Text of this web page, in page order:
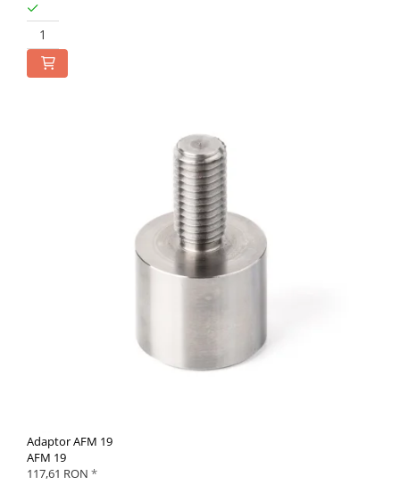
Adaptor AFM 19
AFM 19
117,61 RON *